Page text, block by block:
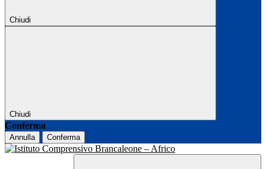
Chiudi
Chiudi
Conferma
Annulla Conferma